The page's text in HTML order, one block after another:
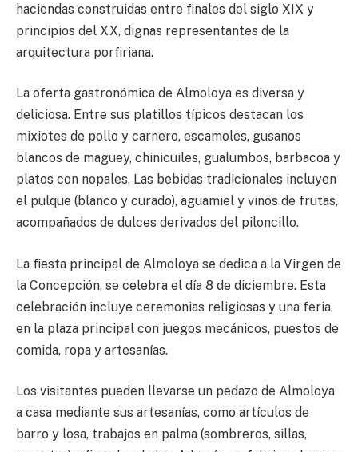
haciendas construidas entre finales del siglo XIX y
principios del XX, dignas representantes de la
arquitectura porfiriana.
La oferta gastronómica de Almoloya es diversa y
deliciosa. Entre sus platillos típicos destacan los
mixiotes de pollo y carnero, escamoles, gusanos
blancos de maguey, chinicuiles, gualumbos, barbacoa y
platos con nopales. Las bebidas tradicionales incluyen
el pulque (blanco y curado), aguamiel y vinos de frutas,
acompañados de dulces derivados del piloncillo.
La fiesta principal de Almoloya se dedica a la Virgen de
la Concepción, se celebra el día 8 de diciembre. Esta
celebración incluye ceremonias religiosas y una feria
en la plaza principal con juegos mecánicos, puestos de
comida, ropa y artesanías.
Los visitantes pueden llevarse un pedazo de Almoloya
a casa mediante sus artesanías, como artículos de
barro y losa, trabajos en palma (sombreros, sillas,